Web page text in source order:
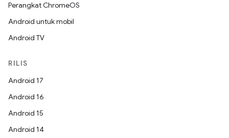
Perangkat ChromeOS
Android untuk mobil
Android TV
RILIS
Android 17
Android 16
Android 15
Android 14